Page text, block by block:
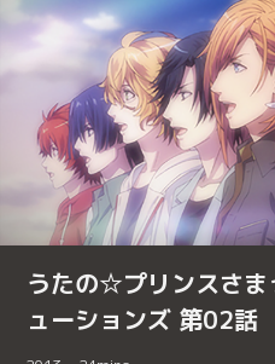
うたの☆プリンスさま
ューションズ 第02話